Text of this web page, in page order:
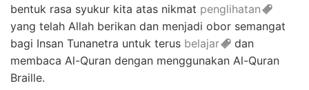
bentuk rasa syukur kita atas nikmat penglihatan
yang telah Allah berikan dan menjadi obor semangat
bagi Insan Tunanetra untuk terus belajar
dan
membaca Al-Quran dengan menggunakan Al-Quran
Braille.